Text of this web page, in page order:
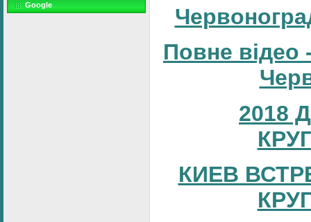
Google
Повне відео
2018
КИЕВ